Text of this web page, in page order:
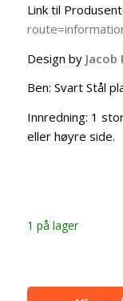
Link til
Design by Jacob
Ben: Svart Stål
Innredning: 1
eller høyre side.
1 på lager